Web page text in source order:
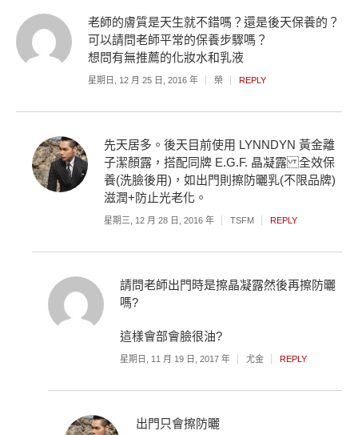
老師的膚質是天生就不錯嗎？還是後天保養的？
可以請問老師平常的保養步驟嗎？
想問有無推薦的化妝水和乳液
星期日, 12 月 25 日, 2016 年 榮 REPLY
先天居多。後天目前使用 LYNNDYN 黃金離
子潔顏露，搭配同牌 E.G.F. 晶凝露 全效保
養(洗臉後用)，如出門則擦防曬乳(不限品牌)
滋潤+防止光老化。
星期三, 12 月 28 日, 2016 年 TSFM REPLY
請問老師出門時是擦晶凝露然後再擦防曬
嗎?
這樣會部會臉很油?
星期日, 11 月 19 日, 2017 年 尤金 REPLY
出門只會擦防曬